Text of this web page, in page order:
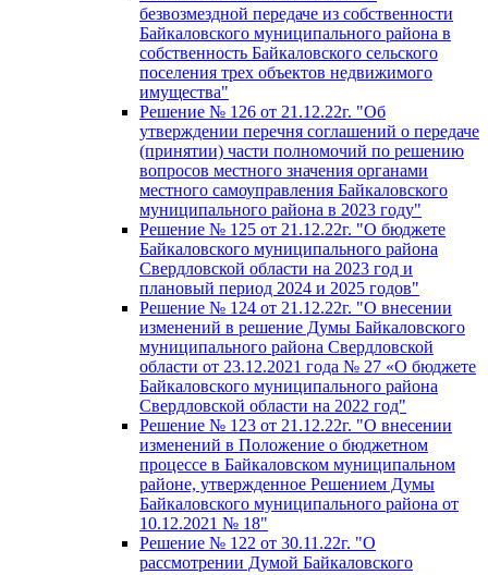
безвозмездной передаче из собственности
Байкаловского муниципального района в
собственность Байкаловского сельского
поселения трех объектов недвижимого
имущества"
Решение № 126 от 21.12.22г. "Об
утверждении перечня соглашений о передаче
(принятии) части полномочий по решению
вопросов местного значения органами
местного самоуправления Байкаловского
муниципального района в 2023 году"
Решение № 125 от 21.12.22г. "О бюджете
Байкаловского муниципального района
Свердловской области на 2023 год и
плановый период 2024 и 2025 годов"
Решение № 124 от 21.12.22г. "О внесении
изменений в решение Думы Байкаловского
муниципального района Свердловской
области от 23.12.2021 года № 27 «О бюджете
Байкаловского муниципального района
Свердловской области на 2022 год"
Решение № 123 от 21.12.22г. "О внесении
изменений в Положение о бюджетном
процессе в Байкаловском муниципальном
районе, утвержденное Решением Думы
Байкаловского муниципального района от
10.12.2021 № 18"
Решение № 122 от 30.11.22г. "О
рассмотрении Думой Байкаловского